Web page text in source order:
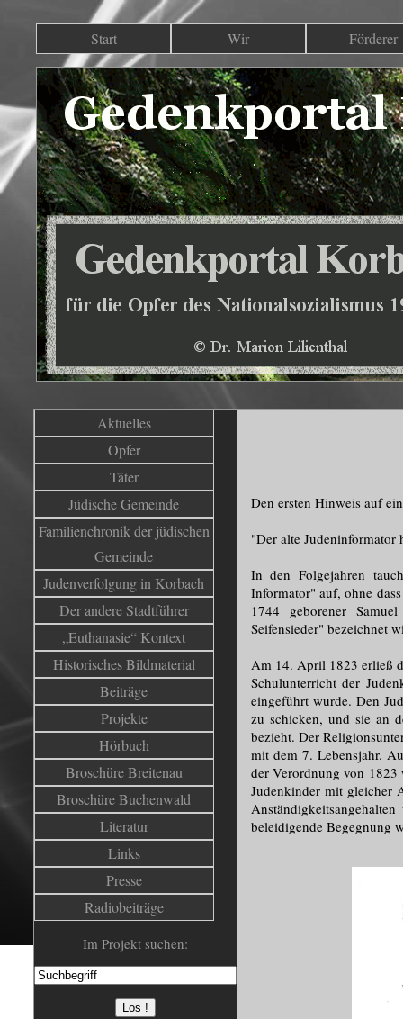
Start Wir Förderer
Aktuelles
Opfer
Täter
Jüdische Gemeinde
Familienchronik der jüdischen
Gemeinde
Judenverfolgung in Korbach
Der andere Stadtführer
„Euthanasie“ Kontext
Historisches Bildmaterial
Beiträge
Projekte
Hörbuch
Broschüre Breitenau
Broschüre Buchenwald
Literatur
Links
Presse
Radiobeiträge
Im Projekt suchen:
Den ersten Hinweis auf
"Der alte Judeninformator
In den Folgejahren
Informator" auf, ohne
1744 geborener
Seifensieder" bezeichnet
Am 14. April 1823 erließ
Schulunterricht der
eingeführt wurde. Den
zu schicken, und sie an
bezieht. Der
mit dem 7. Lebensjahr.
der Verordnung von 1823
Judenkinder mit gleicher
beleidigende Begegnung